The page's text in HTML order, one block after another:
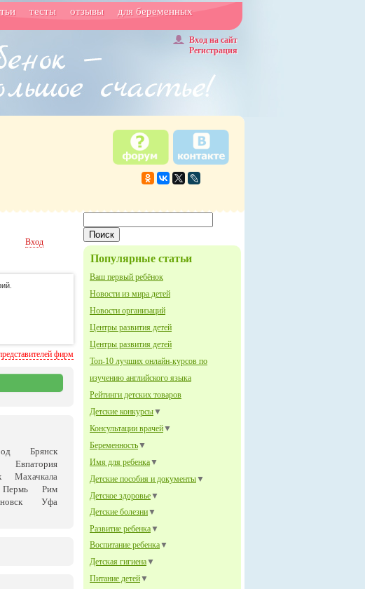
тесты отзывы для беременных
Вход на сайт
Регистрация
Популярные статьи
Ваш первый ребёнок
Новости из мира детей
Новости организаций
Центры развития детей
Центры развития детей
Топ-10 лучших онлайн-курсов по
изучению английского языка
Рейтинги детских товаров
Детские конкурсы▼
Консультации врачей▼
Беременность▼
Имя для ребенка▼
Детские пособия и документы▼
Детское здоровье▼
Детские болезни▼
Развитие ребенка▼
Воспитание ребенка▼
Детская гигиена▼
Питание детей▼
Вход
фирм
Брянск
Евпатория
Махачкала
Пермь
Рим
Уфа